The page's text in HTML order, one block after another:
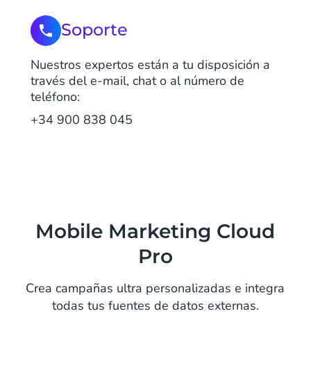
Soporte
Nuestros expertos están a tu disposición a
través del e-mail, chat o al número de
teléfono:
+34 900 838 045
Mobile Marketing Cloud
Pro
Crea campañas ultra personalizadas e integra
todas tus fuentes de datos externas.